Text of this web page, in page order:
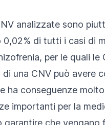
analizzate sono
0,02% di tutti i casi di
per le quali
di una CNV può avere
ha conseguenze
importanti per la
garantire che